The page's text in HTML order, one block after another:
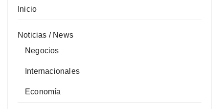
Inicio
Noticias / News
Negocios
Internacionales
Economía